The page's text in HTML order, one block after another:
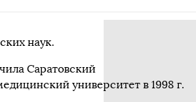
наук.
Саратовский
университет в 1998 г.